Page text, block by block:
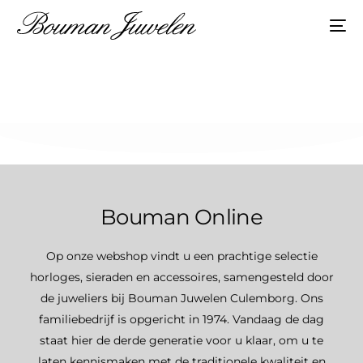
Bouman Online
Op onze webshop vindt u een prachtige selectie
horloges, sieraden en accessoires, samengesteld door
de juweliers bij Bouman Juwelen Culemborg. Ons
familiebedrijf is opgericht in 1974. Vandaag de dag
staat hier de derde generatie voor u klaar, om u te